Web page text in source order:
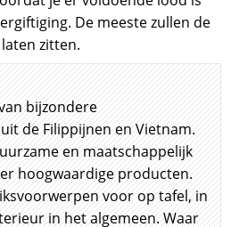
De meeste zullen de
zitten.
bijzondere
de Filippijnen en Vietnam.
en maatschappelijk
hoogwaardige producten.
voor op tafel, in
in het algemeen. Waar